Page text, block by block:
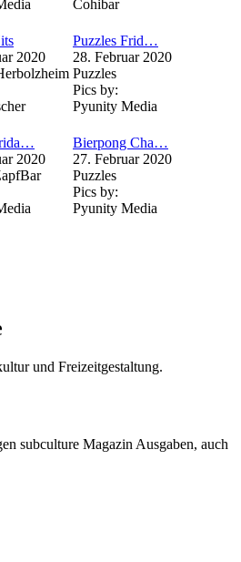
Cohibar
2020
Puzzles Frid…
28. Februar 2020
Puzzles
Pics by:
Pyunity Media
2020
Bierpong Cha…
27. Februar 2020
Puzzles
Pics by:
Pyunity Media
und Freizeitgestaltung.
subculture Magazin Ausgaben, auch